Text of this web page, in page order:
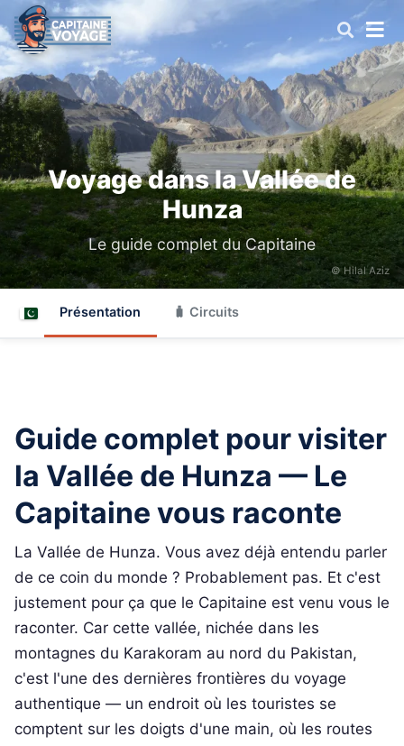
Voyage dans la Vallée de
Hunza
Le guide complet du Capitaine
© Hilal Aziz
Présentation 🧳 Circuits
Guide complet pour visiter
la Vallée de Hunza — Le
Capitaine vous raconte
La Vallée de Hunza. Vous avez déjà entendu parler
de ce coin du monde ? Probablement pas. Et c'est
justement pour ça que le Capitaine est venu vous le
raconter. Car cette vallée, nichée dans les
montagnes du Karakoram au nord du Pakistan,
c'est l'une des dernières frontières du voyage
authentique — un endroit où les touristes se
comptent sur les doigts d'une main, où les routes